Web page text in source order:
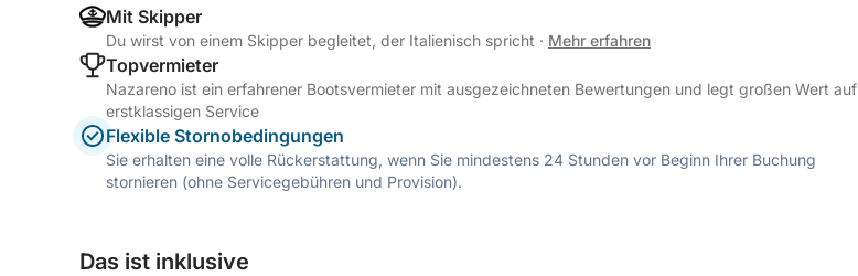
Mit Skipper
Du wirst von einem Skipper begleitet, der Italienisch spricht · Mehr erfahren
Topvermieter
Nazareno ist ein erfahrener Bootsvermieter mit ausgezeichneten Bewertungen und legt großen Wert auf
erstklassigen Service
Flexible Stornobedingungen
Sie erhalten eine volle Rückerstattung, wenn Sie mindestens 24 Stunden vor Beginn Ihrer Buchung
stornieren (ohne Servicegebühren und Provision).
Das ist inklusive